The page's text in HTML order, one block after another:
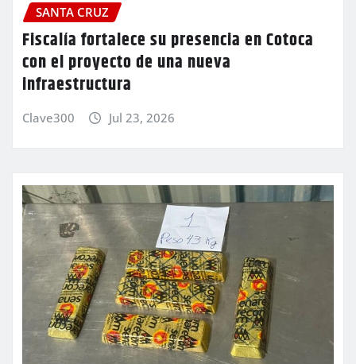
SANTA CRUZ
Fiscalía fortalece su presencia en Cotoca
con el proyecto de una nueva
infraestructura
Clave300 Jul 23, 2026